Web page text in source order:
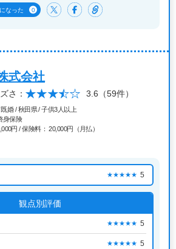
なった 0
式会社
さ： 3.6 （59件）
既婚 / 秋田県 / 子供3人以上
身保険
円 / 保険料： 20,000円（月払）
★★★★★ 5
観点別評価
★★★★★ 5
★★★★★ 5